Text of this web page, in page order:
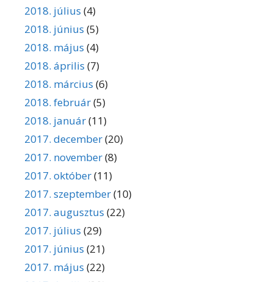
2018. július (4)
2018. június (5)
2018. május (4)
2018. április (7)
2018. március (6)
2018. február(5)
2018. január(11)
2017. december(20)
2017. november(8)
2017. október(11)
2017. szeptember(10)
2017. augusztus (22)
2017. július (29)
2017. június (21)
2017. május (22)